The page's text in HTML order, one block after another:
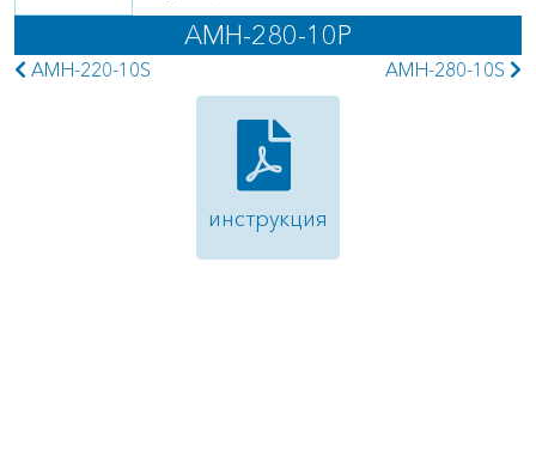
AMH-280-10P
AMH-220-10S AMH-280-10S
инструкция